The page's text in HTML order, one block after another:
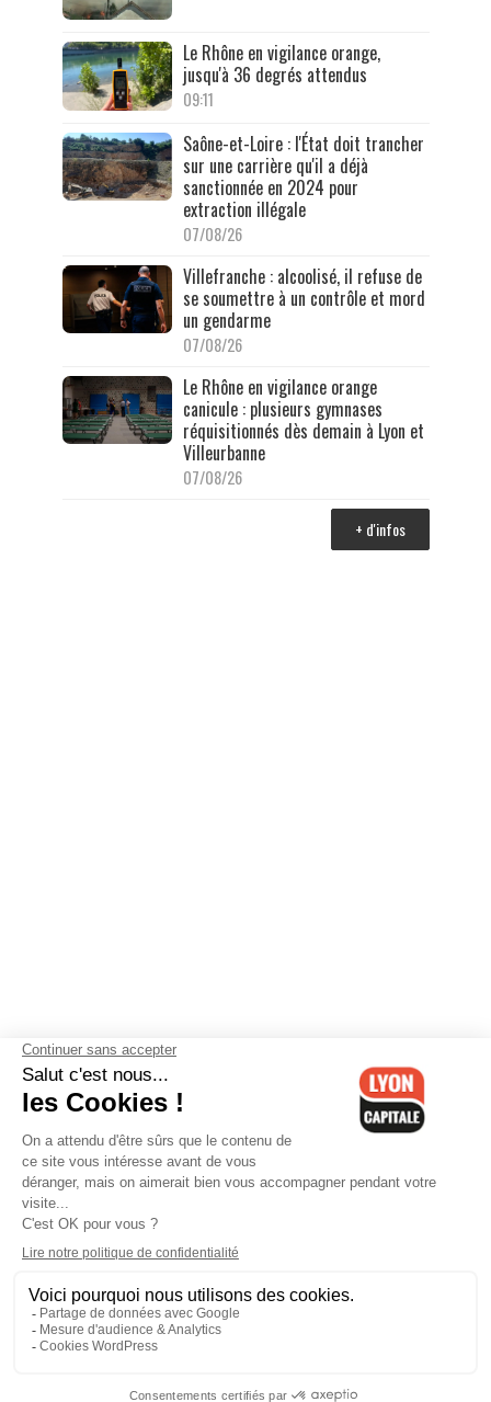
Le Rhône en vigilance orange,
jusqu'à 36 degrés attendus
09:11
Saône-et-Loire : l'État doit trancher
sur une carrière qu'il a déjà
sanctionnée en 2024 pour
extraction illégale
07/08/26
Villefranche : alcoolisé, il refuse de
se soumettre à un contrôle et mord
un gendarme
07/08/26
Le Rhône en vigilance orange
canicule : plusieurs gymnases
réquisitionnés dès demain à Lyon et
Villeurbanne
07/08/26
+ d'infos
Contactez-nous-Mentions légales-CGV-Politique de
confidentialité-Gestion des cookies